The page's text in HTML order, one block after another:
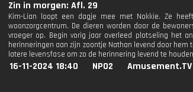
Zin in morgen: Afl. 29
Kim-Lian loopt een dagje mee met Nokkie. Ze
woonzorgcentrum. De dieren worden door de
vroeger op. Begin vorig jaar overleed plotseling het
herinneringen aan zijn zoontje Nathan levend door
latere levensfase om zo de herinnering levend te
16-11-2024 18:40 NPO2 Amusement.TV